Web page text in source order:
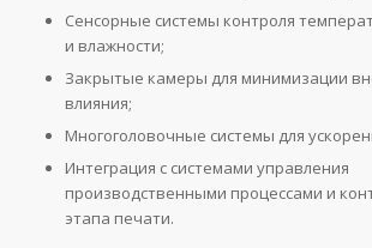
Сенсорные системы контроля
и влажности;
Закрытые камеры для минимизации
влияния;
Многоголовочные системы для
Интеграция с системами управления
производственными процессами и
этапа печати.